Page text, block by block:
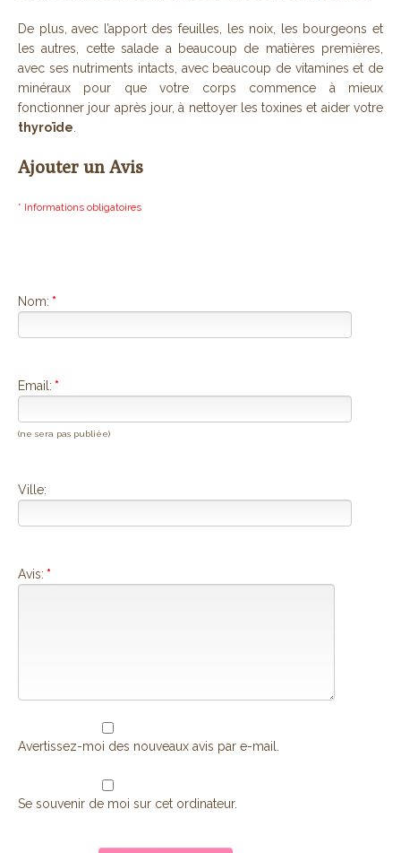
De plus, avec l’apport des feuilles, les noix, les bourgeons et
les autres, cette salade a beaucoup de matières premières,
avec ses nutriments intacts, avec beaucoup de vitamines et de
minéraux pour que votre corps commence à mieux
fonctionner jour après jour, à nettoyer les toxines et aider votre
thyroïde
Ajouter un Avis
* Informations obligatoires
Nom: *
Email: *
(ne sera pas publiée)
Ville:
Avis: *
Avertissez-moi des nouveaux avis par e-mail.
Se souvenir de moi sur cet ordinateur.